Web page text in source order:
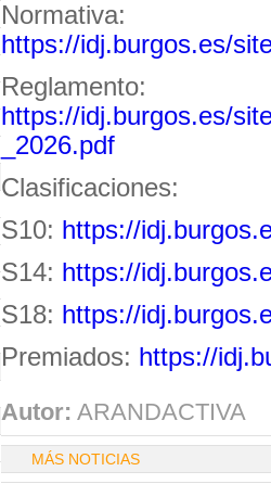
Normativa:
https://idj.burgos.es/
Reglamento:
https://idj.burgos.es/
_2026.pdf
Clasificaciones:
S10: https://
S14: https://
S18: https://
Premiados: https://
Autor: ARANDACTIVA
MÁS NOTICIAS